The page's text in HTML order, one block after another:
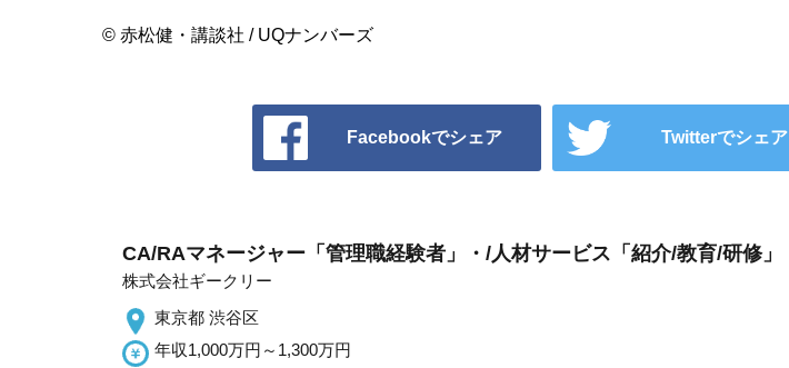
© 赤松健・講談社 / UQナンバーズ
Facebookでシェア Twitterでシェア
CA/RAマネージャー「管理職経験者」・/人材サービス「紹介/教育/研修」
株式会社ギークリー
東京都 渋谷区
年収1,000万円～1,300万円